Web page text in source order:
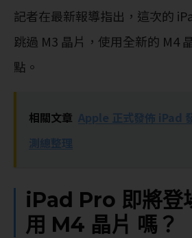
記者在最新報導指出，這次的
跳過 M3 晶片，使用全新的 M4
點。
相關文章 Apple 正式發佈 iPad
測總整理
iPad Pro 即將登
用 M4 晶片 嗎？